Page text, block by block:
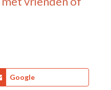
Google